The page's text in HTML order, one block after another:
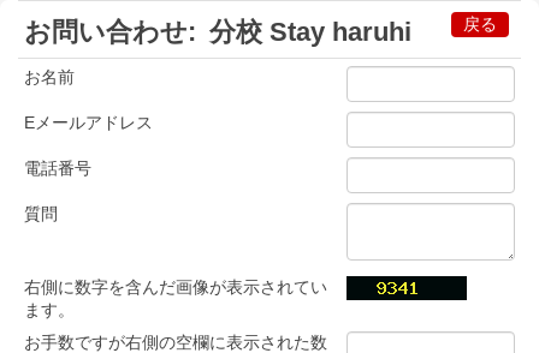
戻る
お問い合わせ: 分校 Stay haruhi
お名前
Eメールアドレス
電話番号
質問
右側に数字を含んだ画像が表示されてい
ます。
お手数ですが右側の空欄に表示された数